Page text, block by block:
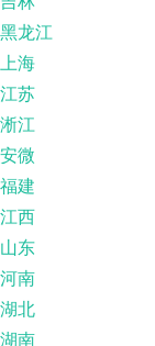
黑龙江
上海
江苏
淅江
安微
福建
江西
山东
河南
湖北
湖南